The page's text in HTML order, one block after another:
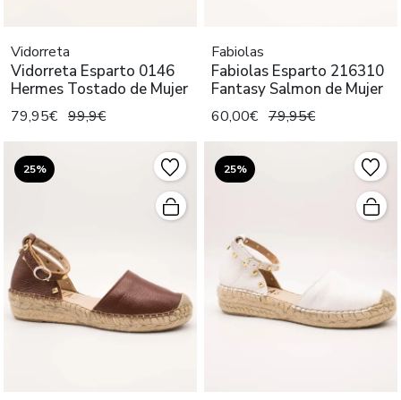
Vidorreta
Vidorreta Esparto 0146
Hermes Tostado de Mujer
79,95€ 99,9€
Fabiolas
Fabiolas Esparto 216310
Fantasy Salmon de Mujer
60,00€ 79,95€
25% 25%